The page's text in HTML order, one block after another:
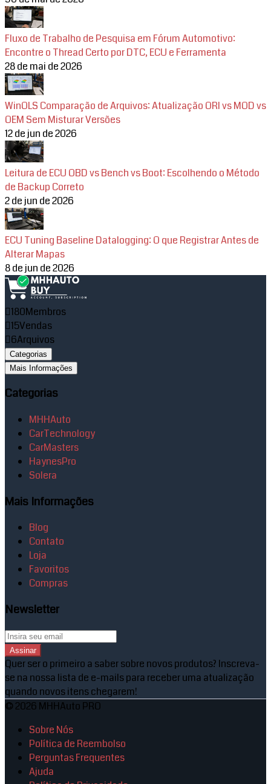
Fluxo de Trabalho de Pesquisa em Fórum Automotivo:
Encontre o Thread Certo por DTC, ECU e Ferramenta
28 de mai de 2026
WinOLS Comparação de Arquivos: Atualização ORI vs MOD vs
OEM Sem Misturar Versões
12 de jun de 2026
Leitura de ECU OBD vs Bench vs Boot: Escolhendo o Método
de Backup Correto
2 de jun de 2026
ECU Tuning Baseline Datalogging: O que Registrar Antes de
Alterar Mapas
8 de jun de 2026
180Membros
15Vendas
6Arquivos
Categorias
Mais Informações
Categorias
MHHAuto
CarTechnology
CarMasters
HaynesPro
Solera
Mais Informações
Blog
Contato
Loja
Favoritos
Compras
Newsletter
Assinar
Quer ser o primeiro a saber sobre novos produtos? Inscreva-
se na nossa lista de e-mails para receber uma atualização
quando novos itens chegarem!
© 2026 MHHAuto PRO
Sobre Nós
Política de Reembolso
Perguntas Frequentes
Ajuda